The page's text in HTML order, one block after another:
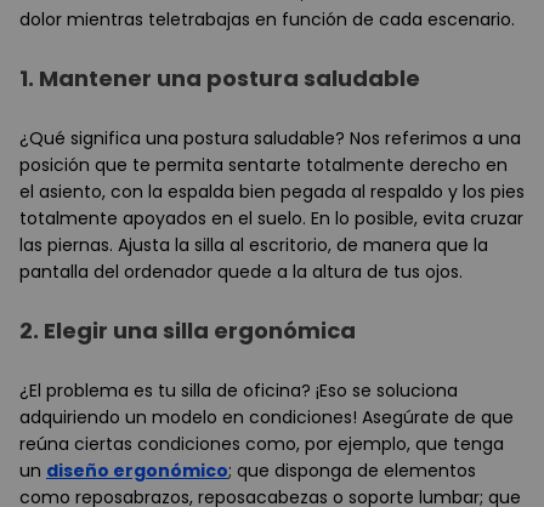
dolor mientras teletrabajas en función de cada escenario.
1. Mantener una postura saludable
¿Qué significa una postura saludable? Nos referimos a una
posición que te permita sentarte totalmente derecho en
el asiento, con la espalda bien pegada al respaldo y los pies
totalmente apoyados en el suelo. En lo posible, evita cruzar
las piernas. Ajusta la silla al escritorio, de manera que la
pantalla del ordenador quede a la altura de tus ojos.
2. Elegir una silla ergonómica
¿El problema es tu silla de oficina? ¡Eso se soluciona
adquiriendo un modelo en condiciones! Asegúrate de que
reúna ciertas condiciones como, por ejemplo, que tenga
un diseño ergonómico; que disponga de elementos
como reposabrazos, reposacabezas o soporte lumbar; que